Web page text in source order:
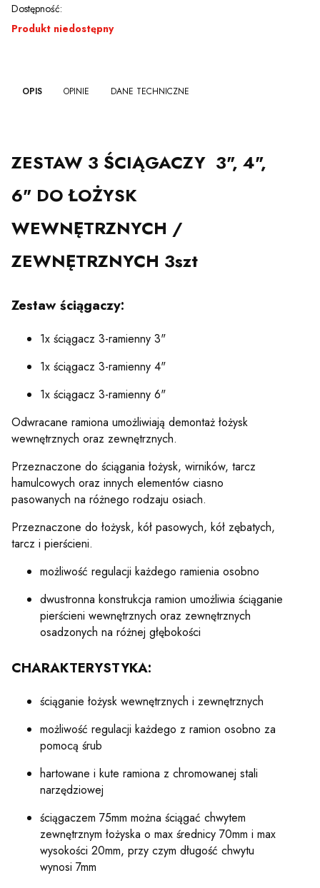
Dostępność:
Produkt niedostępny
OPIS OPINIE DANE TECHNICZNE
ZESTAW 3 ŚCIĄGACZY 3", 4",
6" DO ŁOŻYSK
WEWNĘTRZNYCH /
ZEWNĘTRZNYCH 3szt
Zestaw ściągaczy:
1x ściągacz 3-ramienny 3"
1x ściągacz 3-ramienny 4"
1x ściągacz 3-ramienny 6"
Odwracane ramiona umożliwiają demontaż łożysk
wewnętrznych oraz zewnętrznych.
Przeznaczone do ściągania łożysk, wirników, tarcz
hamulcowych oraz innych elementów ciasno
pasowanych na różnego rodzaju osiach.
Przeznaczone do łożysk, kół pasowych, kół zębatych,
tarcz i pierścieni.
możliwość regulacji każdego ramienia osobno
dwustronna konstrukcja ramion umożliwia ściąganie
pierścieni wewnętrznych oraz zewnętrznych
osadzonych na różnej głębokości
CHARAKTERYSTYKA:
ściąganie łożysk wewnętrznych i zewnętrznych
możliwość regulacji każdego z ramion osobno za
pomocą śrub
hartowane i kute ramiona z chromowanej stali
narzędziowej
ściągaczem 75mm można ściągać chwytem
zewnętrznym łożyska o max średnicy 70mm i max
wysokości 20mm, przy czym długość chwytu
wynosi 7mm